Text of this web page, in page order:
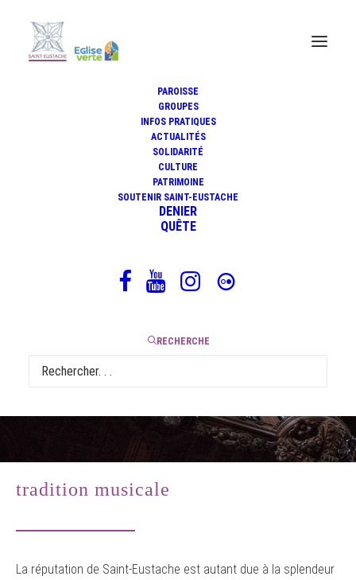
PAROISSE
GROUPES
INFOS PRATIQUES
ACTUALITÉS
SOLIDARITÉ
CULTURE
PATRIMOINE
SOUTENIR SAINT-EUSTACHE
DENIER
QUÊTE
RECHERCHE
à Saint-Eustache
tradition musicale
La réputation de Saint-Eustache est autant due à la splendeur